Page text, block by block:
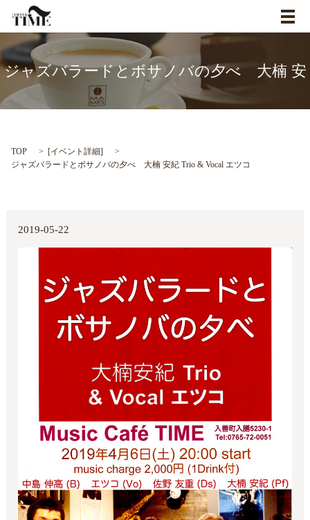
メ
ジャズバラードとボサノバの夕べ 大楠 安
紀 Trio & Vocal エツコ
TOP [イベント詳細]
ジャズバラードとボサノバの夕べ 大楠 安紀 Trio & Vocal エツコ
2019-05-22